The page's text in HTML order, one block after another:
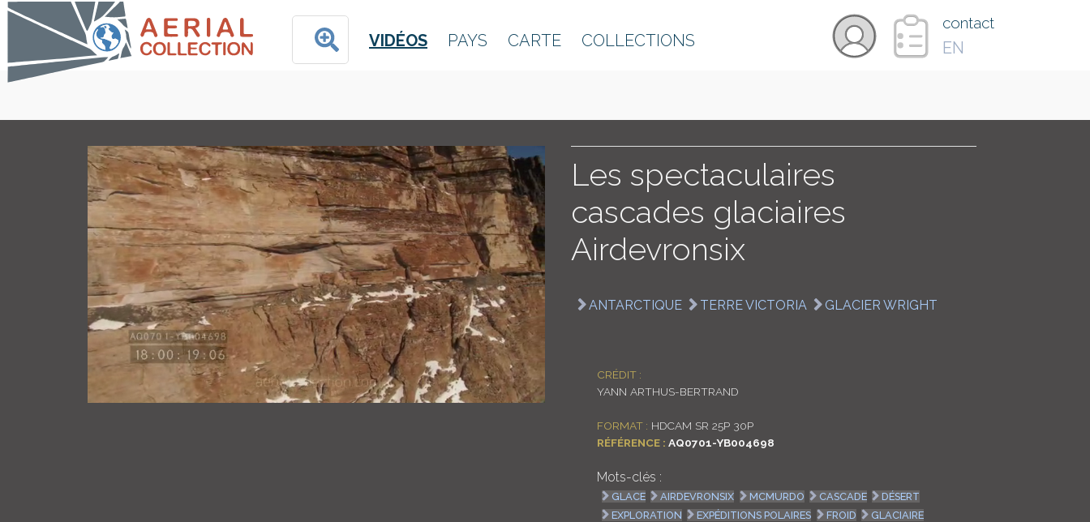
VIDÉOS PAYS CARTE COLLECTIONS
contact
EN
Les spectaculaires
cascades glaciaires
Airdevronsix
ANTARCTIQUE TERRE VICTORIA GLACIER WRIGHT
CRÉDIT :
YANN ARTHUS-BERTRAND
FORMAT : HDCAM SR 25P 30P
RÉFÉRENCE : AQ0701-YB004698
Mots-clés :
GLACE AIRDEVRONSIX MCMURDO CASCADE
DÉSERT
EXPLORATION
EXPÉDITIONS POLAIRES FROID
GLACIAIRE